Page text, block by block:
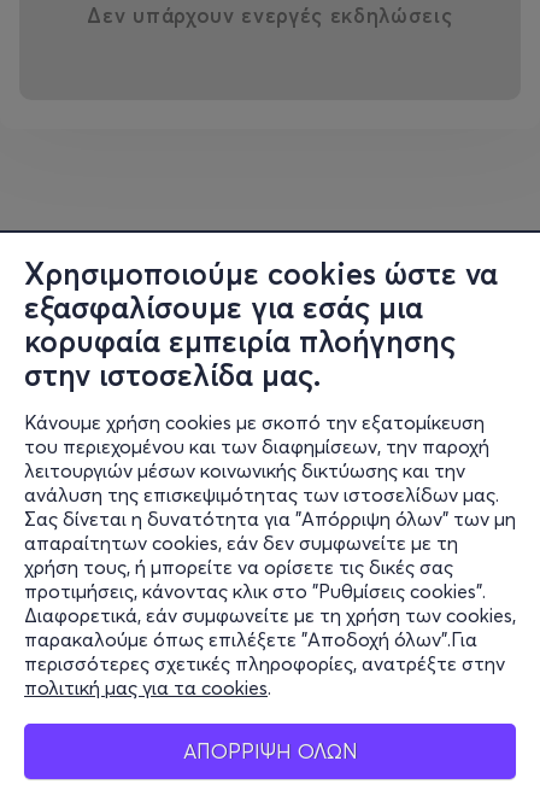
Χρησιμοποιούμε cookies ώστε να
εξασφαλίσουμε για εσάς μια
κορυφαία εμπειρία πλοήγησης
στην ιστοσελίδα μας.
Κάνουμε χρήση cookies με σκοπό την εξατομίκευση
του περιεχομένου και των διαφημίσεων, την παροχή
λειτουργιών μέσων κοινωνικής δικτύωσης και την
ανάλυση της επισκεψιμότητας των ιστοσελίδων μας.
Σας δίνεται η δυνατότητα για "Απόρριψη όλων" των μη
απαραίτητων cookies, εάν δεν συμφωνείτε με τη
χρήση τους, ή μπορείτε να ορίσετε τις δικές σας
προτιμήσεις, κάνοντας κλικ στο "Ρυθμίσεις cookies".
Διαφορετικά, εάν συμφωνείτε με τη χρήση των cookies,
παρακαλούμε όπως επιλέξετε "Αποδοχή όλων".Για
περισσότερες σχετικές πληροφορίες, ανατρέξτε στην
πολιτική μας για τα cookies.
ΑΠΟΡΡΙΨΗ ΟΛΩΝ
Σε μια δημόσια σφαίρα γεμάτη θόρυβο,
Τι χρειάζεται πραγματικά το σώμα μου; Τι χρειάζεται
πραγματικά ο ψυχισμός μου; Και τι από όλα αυτά είναι
επιστήμη - όχι μόδα;
6 Πυλώνες Προληπτικής Ιατρικής
Για πρώτη φορά σε αυτή τη μορφή δημόσιας
συνάντησης στην Ελλάδα, οι 6 θεμελιώδεις πυλώνες
της Ιατρικής του Τρόπου Ζωής - διατροφή, άσκηση,
ύπνος, ρύθμιση στρες, κοινωνική σύνδεση, αποφυγή
τοξικών ουσιών - θα παρουσιαστούν όπως πραγματικά
τους ορίζει η διεθνής ιατρική βιβλιογραφία. Όχι ως λίστα
από wellness αφίσες. Ως κλινικό πλαίσιο με μετρήσιμες
παραμέτρους και αποδεδειγμένη επίδραση στη
μακροζωία.
Τη βάση δίνει το άρθρο «Lessons Learned From Blue
Zones, Lifestyle Medicine Pillars and Beyond» (American
Δεν υπάρχουν ενεργές εκδηλώσεις
Πληροφορίες
Υποστήριξη
Stay Connected
Mobile app